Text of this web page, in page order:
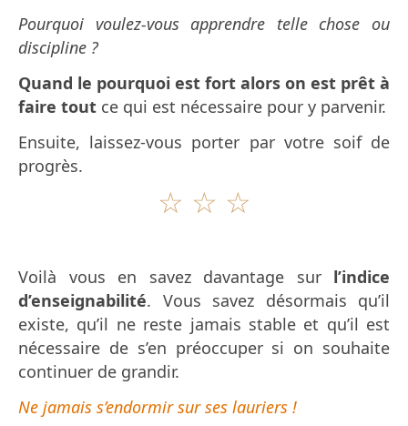
Pourquoi voulez-vous apprendre telle chose ou
discipline ?
Quand le pourquoi est fort alors on est prêt à
faire tout ce qui est nécessaire pour y parvenir.
Ensuite, laissez-vous porter par votre soif de
progrès.
☆ ☆ ☆
Voilà vous en savez davantage sur l’indice
d’enseignabilité. Vous savez désormais qu’il
existe, qu’il ne reste jamais stable et qu’il est
nécessaire de s’en préoccuper si on souhaite
continuer de grandir.
Ne jamais s’endormir sur ses lauriers !